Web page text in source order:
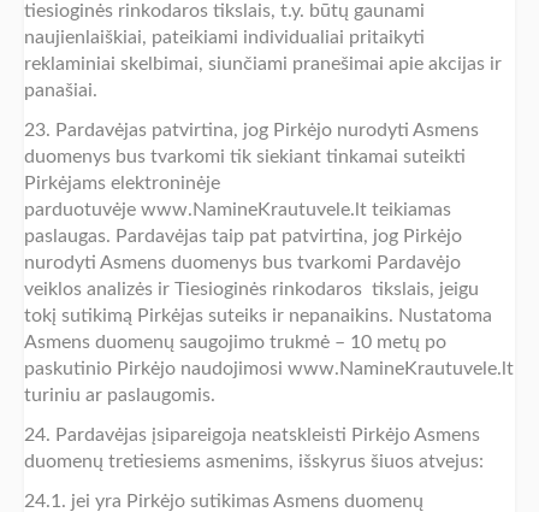
tiesioginės rinkodaros tikslais, t.y. būtų gaunami
naujienlaiškiai, pateikiami individualiai pritaikyti
reklaminiai skelbimai, siunčiami pranešimai apie akcijas ir
panašiai.
23. Pardavėjas patvirtina, jog Pirkėjo nurodyti Asmens
duomenys bus tvarkomi tik siekiant tinkamai suteikti
Pirkėjams elektroninėje
parduotuvėje www.NamineKrautuvele.lt teikiamas
paslaugas. Pardavėjas taip pat patvirtina, jog Pirkėjo
nurodyti Asmens duomenys bus tvarkomi Pardavėjo
veiklos analizės ir Tiesioginės rinkodaros tikslais, jeigu
tokį sutikimą Pirkėjas suteiks ir nepanaikins. Nustatoma
Asmens duomenų saugojimo trukmė – 10 metų po
paskutinio Pirkėjo naudojimosi www.NamineKrautuvele.lt
turiniu ar paslaugomis.
24. Pardavėjas įsipareigoja neatskleisti Pirkėjo Asmens
duomenų tretiesiems asmenims, išskyrus šiuos atvejus:
24.1. jei yra Pirkėjo sutikimas Asmens duomenų